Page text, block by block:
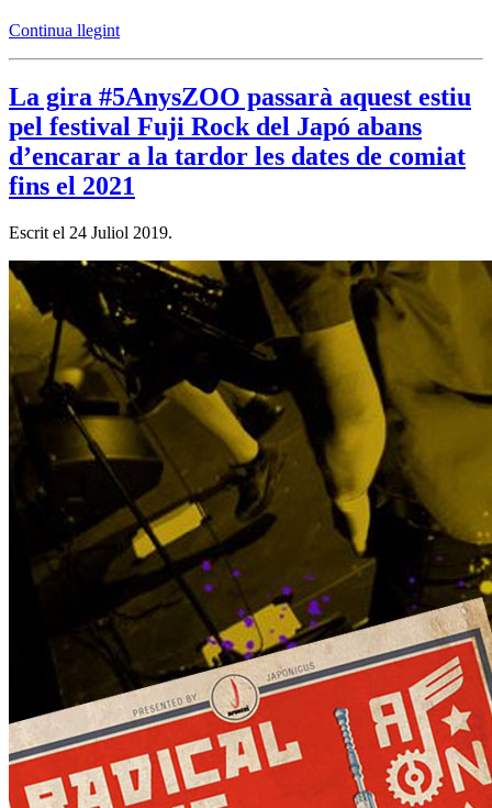
Continua llegint
La gira #5AnysZOO passarà aquest estiu
pel festival Fuji Rock del Japó abans
d’encarar a la tardor les dates de comiat
fins el 2021
Escrit el 24 Juliol 2019.